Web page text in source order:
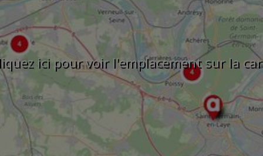
ici pour voir l'emplacement sur la